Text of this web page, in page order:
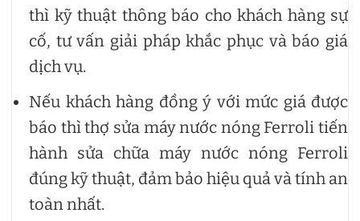
thì kỹ thuật thông báo cho khách hàng sự
cố, tư vấn giải pháp khắc phục và báo giá
dịch vụ.
Nếu khách hàng đồng ý với mức giá được
báo thì thợ sửa máy nước nóng Ferroli tiến
hành sửa chữa máy nước nóng Ferroli
đúng kỹ thuật, đảm bảo hiệu quả và tính an
toàn nhất.